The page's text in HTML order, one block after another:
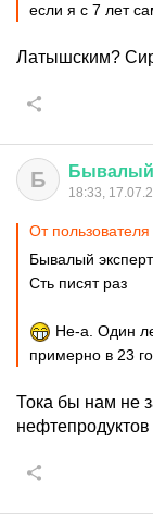
если я с 7 лет
Латышским?
Б Бывалый
18:33,
От пользователя
Бывалый эксперт
Сть писят раз
Не-а. Один
примерно в 23
Тока бы нам не